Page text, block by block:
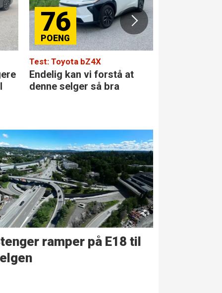
76
Test: Toyota bZ4X
Endelig kan vi forstå at
denne selger så bra
ramper på E18 til